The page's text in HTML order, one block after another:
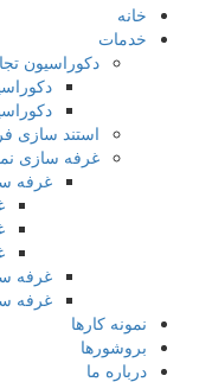
خانه
خدمات
دکوراسیون
استند سازی
غرفه سازی
غرفه
غرفه
غرفه
نمونه کارها
بروشورها
درباره ما